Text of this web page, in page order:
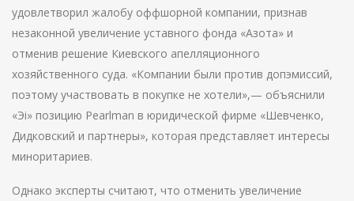
удовлетворил жалобу оффшорной компании, признав
незаконной увеличение уставного фонда «Азота» и
отменив решение Киевского апелляционного
хозяйственного суда. «Компании были против допэмиссий,
поэтому участвовать в покупке не хотели»,— объяснили
«Эі» позицию Pearlman в юридической фирме «Шевченко,
Дидковский и партнеры», которая представляет интересы
миноритариев.
Однако эксперты считают, что отменить увеличение